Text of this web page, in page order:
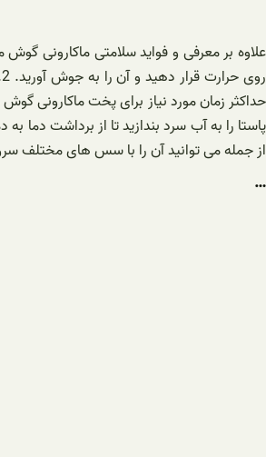
پاستا را به آب سرد بندازید تا از برداشت
از جمله می توانید آن را با سس های مختلف
…